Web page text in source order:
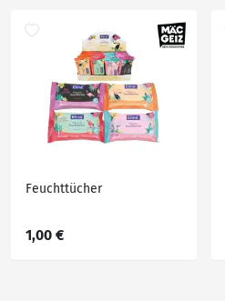
Feuchttücher
1,00 €